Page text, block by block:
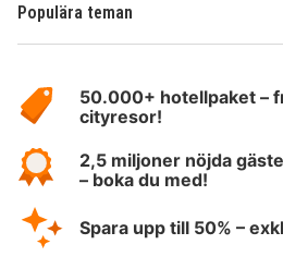
Populära teman
HotelSpecials50.000+ hotellpaket –
cityresor!
2,5 miljoner nöjda
– boka du med!
Spara upp till 50% –